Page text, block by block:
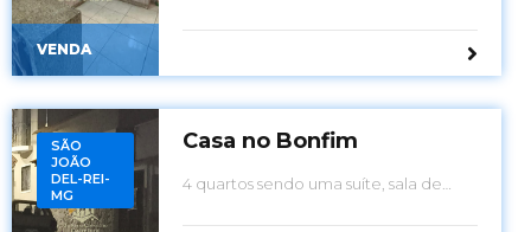
VENDA
SÃO
JOÃO
DEL-REI-
MG
Casa no Bonfim
4 quartos sendo uma suíte, sala de
cozinha área de serviço